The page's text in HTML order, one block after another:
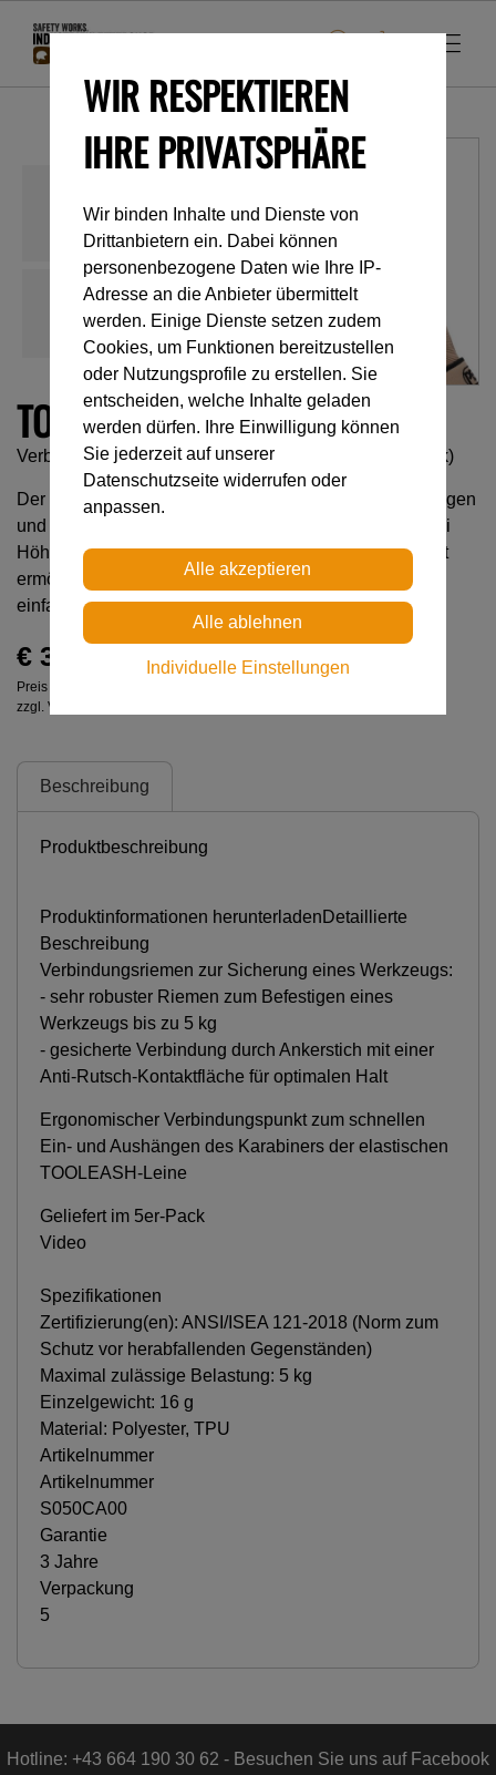
TOOLINK L
Verbindungsriemen für Werkzeug bis zu 5 kg (5er-Pack)
Der TOOLINK L ist ein Verbindungsriemen zum Befestigen
und Sichern eines schweren Werkzeugs bis zu 5 kg bei
Höhenarbeiten. Sein ergonomischer Verbindungspunkt
ermöglicht ein schnelles Ein- und Aushängen für ein
einfaches Handling.
€ 32,00
Preis inkl. MwSt.
zzgl. Versandkosten
Beschreibung
Produktbeschreibung
Produktinformationen herunterladenDetaillierte
Beschreibung
Verbindungsriemen zur Sicherung eines Werkzeugs:
- sehr robuster Riemen zum Befestigen eines
Werkzeugs bis zu 5 kg
- gesicherte Verbindung durch Ankerstich mit einer
Anti-Rutsch-Kontaktfläche für optimalen Halt
Ergonomischer Verbindungspunkt zum schnellen
Ein- und Aushängen des Karabiners der elastischen
TOOLEASH-Leine
Geliefert im 5er-Pack
Video
Spezifikationen
Zertifizierung(en): ANSI/ISEA 121-2018 (Norm zum
Schutz vor herabfallenden Gegenständen)
Maximal zulässige Belastung: 5 kg
Einzelgewicht: 16 g
Material: Polyester, TPU
Artikelnummer
Artikelnummer
S050CA00
Garantie
3 Jahre
Verpackung
5
WIR RESPEKTIEREN
IHRE PRIVATSPHÄRE
Wir binden Inhalte und Dienste von
Drittanbietern ein. Dabei können
personenbezogene Daten wie Ihre IP-
Adresse an die Anbieter übermittelt
werden. Einige Dienste setzen zudem
Cookies, um Funktionen bereitzustellen
oder Nutzungsprofile zu erstellen. Sie
entscheiden, welche Inhalte geladen
werden dürfen. Ihre Einwilligung können
Sie jederzeit auf unserer
Datenschutzseite widerrufen oder
anpassen.
Individuelle Einstellungen
Hotline: +43 664 190 30 62 - Besuchen Sie uns auf Facebook